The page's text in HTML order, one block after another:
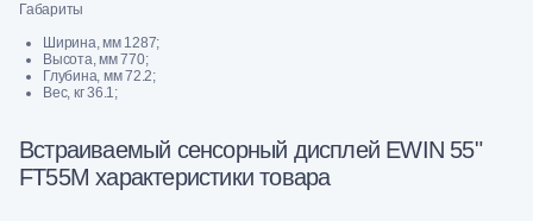
Габариты
Ширина, мм 1287;
Высота, мм 770;
Глубина, мм 72.2;
Вес, кг 36.1;
Встраиваемый сенсорный дисплей EWIN 55"
FT55M характеристики товара